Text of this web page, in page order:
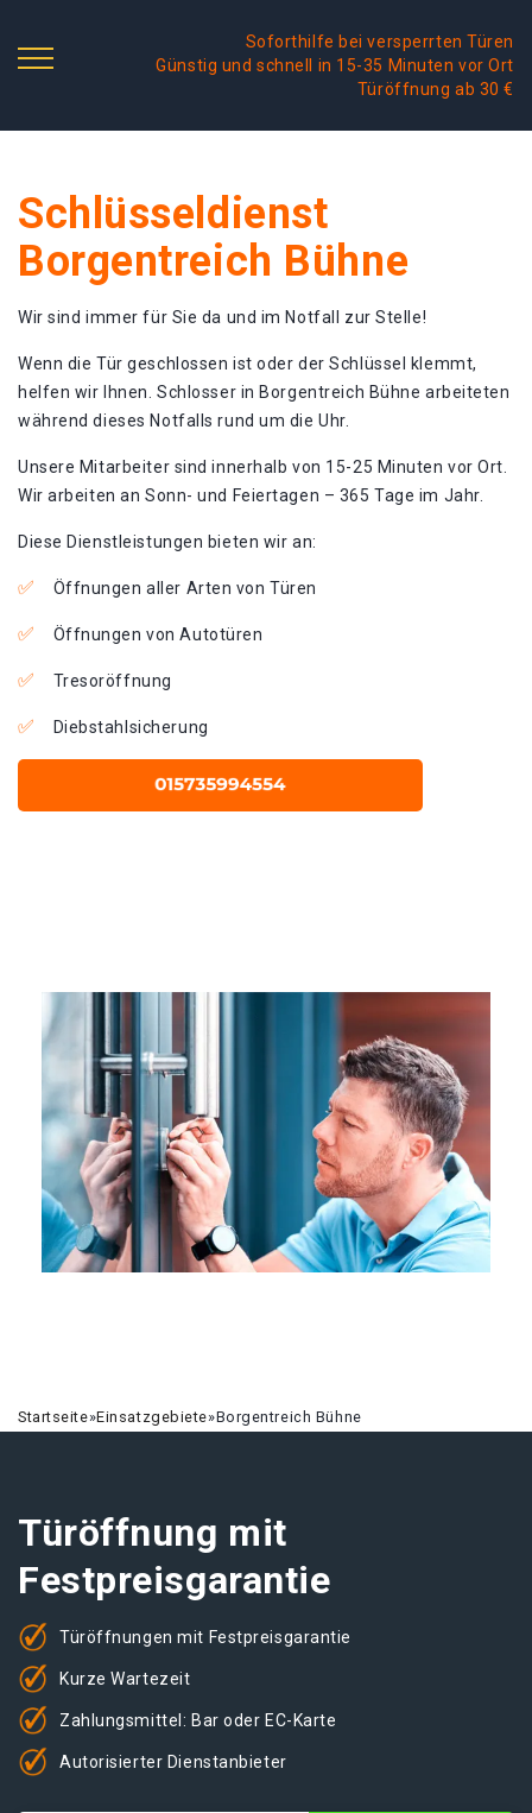
Soforthilfe bei versperrten Türen
Günstig und schnell in 15-35 Minuten vor Ort
Türöffnung ab 30 €
Schlüsseldienst
Borgentreich Bühne
Wir sind immer für Sie da und im Notfall zur Stelle!
Wenn die Tür geschlossen ist oder der Schlüssel klemmt,
helfen wir Ihnen. Schlosser in Borgentreich Bühne arbeiteten
während dieses Notfalls rund um die Uhr.
Unsere Mitarbeiter sind innerhalb von 15-25 Minuten vor Ort.
Wir arbeiten an Sonn- und Feiertagen – 365 Tage im Jahr.
Diese Dienstleistungen bieten wir an:
Öffnungen aller Arten von Türen
Öffnungen von Autotüren
Tresoröffnung
Diebstahlsicherung
Startseite»Einsatzgebiete»Borgentreich Bühne
Türöffnung mit
Festpreisgarantie
Türöffnungen mit Festpreisgarantie
Kurze Wartezeit
Zahlungsmittel: Bar oder EC-Karte
Autorisierter Dienstanbieter